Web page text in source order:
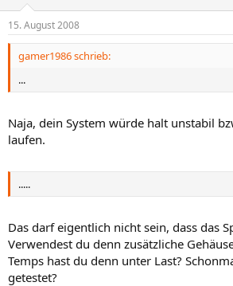
15. August 2008
gamer1986 schrieb:
...
Naja, dein System würde halt unstabil
laufen.
.....
Das darf eigentlich nicht sein, dass das
Verwendest du denn zusätzliche
Temps hast du denn unter Last?
getestet?